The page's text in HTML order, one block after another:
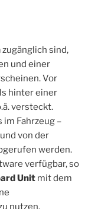
zugänglich sind,
und einer
Vor
hinter einer
versteckt.
Fahrzeug –
von der
werden.
verfügbar, so
Unit mit dem
nutzen.